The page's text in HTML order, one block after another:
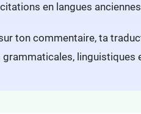
en langues
ton commentaire, ta
linguistiques